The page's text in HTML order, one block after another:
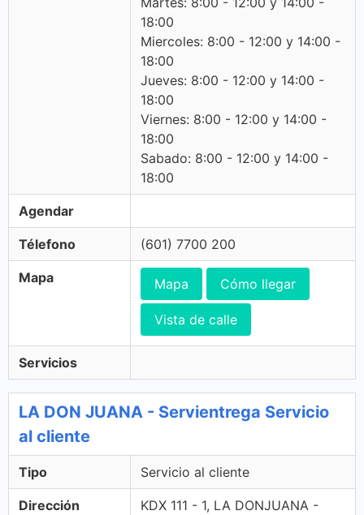
18:00
Miercoles: 8:00 - 12:00 y 14:00 -
18:00
Jueves: 8:00 - 12:00 y 14:00 -
18:00
Viernes: 8:00 - 12:00 y 14:00 -
18:00
Sabado: 8:00 - 12:00 y 14:00 -
18:00
Agendar
Télefono (601) 7700 200
Mapa Mapa Cómo llegar
Vista de calle
Servicios
LA DON JUANA - Servientrega Servicio
al cliente
Tipo Servicio al cliente
Dirección
KDX 111 - 1, LA DONJUANA -